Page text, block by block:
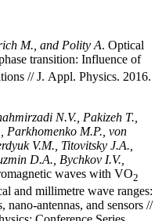
M., and Polity A. Optical
transition: Influence of
// J. Appl. Physics. 2016.
N.V., Pakizeh T.,
Parkhomenko M.P., von
V.M., Titovitsky J.A.,
D.A., Bychkov I.V.,
waves with VO2
and millimetre wave ranges:
antennas, and sensors //